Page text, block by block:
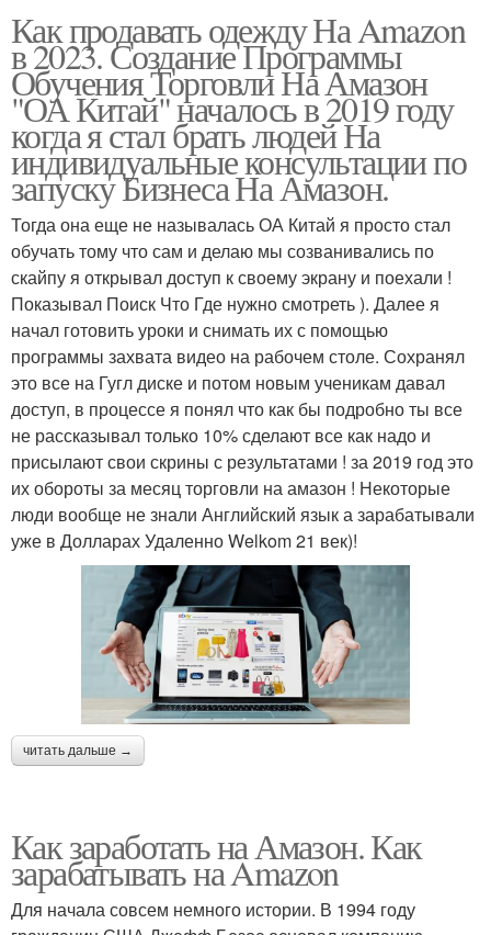
Как продавать одежду На Amazon
в 2023. Создание Программы
Обучения Торговли На Амазон
"ОА Китай" началось в 2019 году
когда я стал брать людей На
индивидуальные консультации по
запуску Бизнеса На Амазон.
Тогда она еще не называлась ОА Китай я просто стал
обучать тому что сам и делаю мы созванивались по
скайпу я открывал доступ к своему экрану и поехали !
Показывал Поиск Что Где нужно смотреть ). Далее я
начал готовить уроки и снимать их с помощью
программы захвата видео на рабочем столе. Сохранял
это все на Гугл диске и потом новым ученикам давал
доступ, в процессе я понял что как бы подробно ты все
не рассказывал только 10% сделают все как надо и
присылают свои скрины с результатами ! за 2019 год это
их обороты за месяц торговли на амазон ! Некоторые
люди вообще не знали Английский язык а зарабатывали
уже в Долларах Удаленно Welkom 21 век)!
читать дальше →
Как заработать на Амазон. Как
зарабатывать на Amazon
Для начала совсем немного истории. В 1994 году